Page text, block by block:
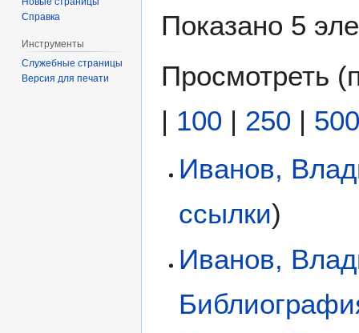
Показано 5
Просмотреть (
| 100 | 250 | 500
Иванов,
ссылки)
Иванов,
Справка
Инструменты
Служебные страницы
Версия для печати